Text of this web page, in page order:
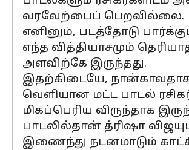
வரவேற்பைப் பெறவில்லை.
எனினும், படத்தோடு
எந்த வித்தியாசமும்
அளவிற்கே இருந்தது.
இதற்கிடையே,
வெளியான மட்ட பாடல்
மிகப்பெரிய விருந்தாக
பாடலில்தான் த்ரிஷா
இணைந்து நடனமாடும்